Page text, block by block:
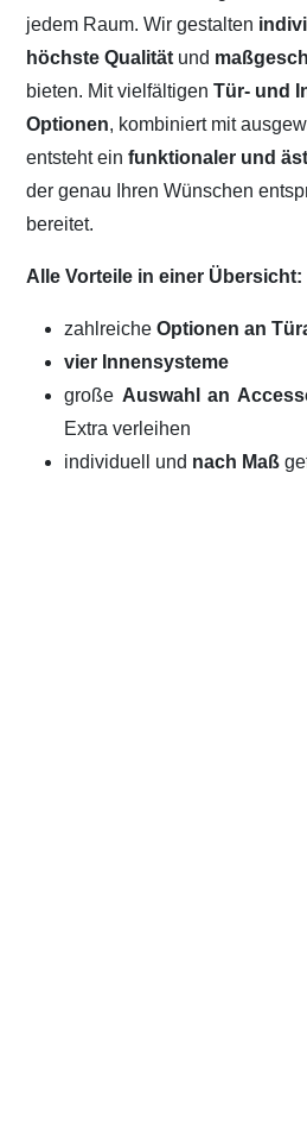
jedem Raum. Wir gestalten
höchste Qualität und
bieten. Mit vielfältigenTür- und
Optionen, kombiniert mit
entsteht einfunktionaler und
der genau Ihren Wünschen
bereitet.
Alle Vorteile in einer Übersicht:
zahlreicheOptionen an
vier Innensysteme
große Auswahl an
Extra verleihen
individuell und nach Maß